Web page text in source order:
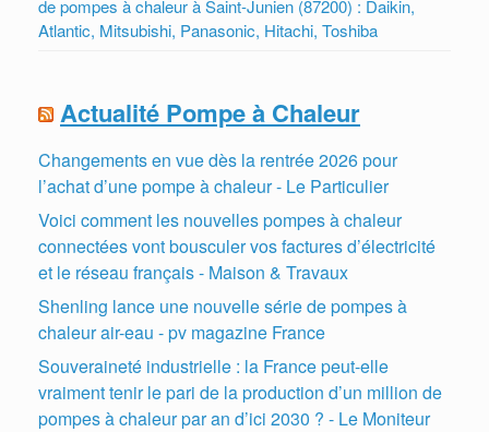
de pompes à chaleur à Saint-Junien (87200) : Daikin,
Atlantic, Mitsubishi, Panasonic, Hitachi, Toshiba
Actualité Pompe à Chaleur
Changements en vue dès la rentrée 2026 pour
l’achat d’une pompe à chaleur - Le Particulier
Voici comment les nouvelles pompes à chaleur
connectées vont bousculer vos factures d’électricité
et le réseau français - Maison & Travaux
Shenling lance une nouvelle série de pompes à
chaleur air-eau - pv magazine France
Souveraineté industrielle : la France peut-elle
vraiment tenir le pari de la production d’un million de
pompes à chaleur par an d’ici 2030 ? - Le Moniteur